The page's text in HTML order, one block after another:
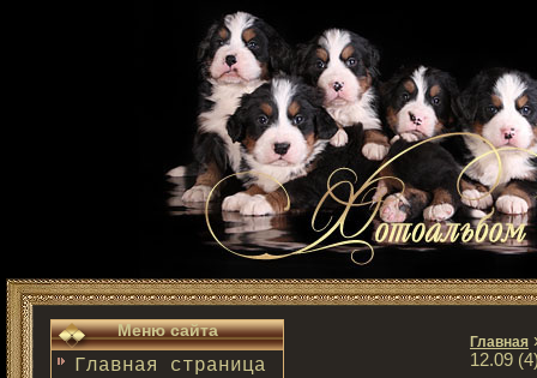
Меню сайта
Главная страница
Главная
12.09